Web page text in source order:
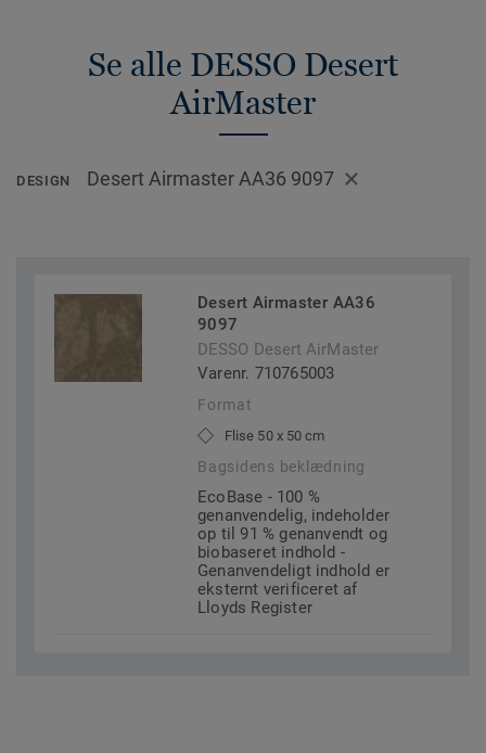
Se alle DESSO Desert
AirMaster
DESIGN Desert Airmaster AA36 9097
Desert Airmaster AA36
9097
DESSO Desert AirMaster
Varenr. 710765003
Format
Flise 50 x 50 cm
Bagsidens beklædning
EcoBase - 100 %
genanvendelig, indeholder
op til 91 % genanvendt og
biobaseret indhold -
Genanvendeligt indhold er
eksternt verificeret af
Lloyds Register